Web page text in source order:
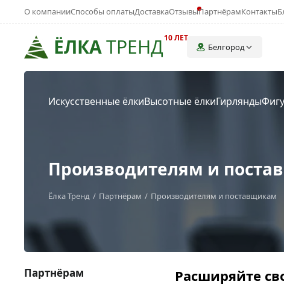
ЁЛКАТРЕНД10 ЛЕТ
Белгород
О компанииСпособы оплатыДоставкаОтзывыПартнёрамКонтакты
Искусственные ёлкиВысотные ёлкиГирлянды
Производителям и
Ёлка Тренд Партнёрам Производителям и поставщикам
Партнёрам Расширяйте